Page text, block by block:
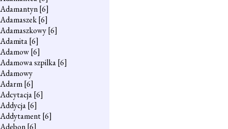
Adamantyn[6]
Adamaszek[6]
Adamaszkowy[6]
Adamita[6]
Adamow[6]
Adamowa szpilka[6]
Adamowy
Adarm[6]
Adcytacja[6]
Addycja[6]
Addytament[6]
Adebon[6]